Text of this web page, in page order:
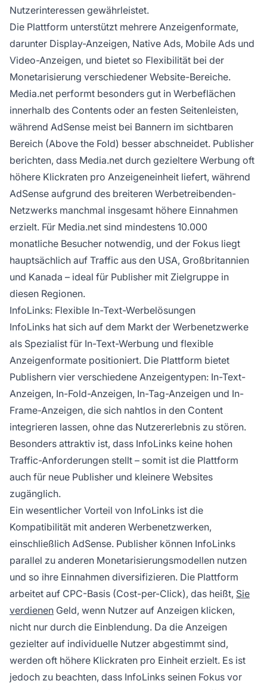
Nutzerinteressen gewährleistet.
Die Plattform unterstützt mehrere Anzeigenformate,
darunter Display-Anzeigen, Native Ads, Mobile Ads und
Video-Anzeigen, und bietet so Flexibilität bei der
Monetarisierung verschiedener Website-Bereiche.
Media.net performt besonders gut in Werbeflächen
innerhalb des Contents oder an festen Seitenleisten,
während AdSense meist bei Bannern im sichtbaren
Bereich (Above the Fold) besser abschneidet. Publisher
berichten, dass Media.net durch gezieltere Werbung oft
höhere Klickraten pro Anzeigeneinheit liefert, während
AdSense aufgrund des breiteren Werbetreibenden-
Netzwerks manchmal insgesamt höhere Einnahmen
erzielt. Für Media.net sind mindestens 10.000
monatliche Besucher notwendig, und der Fokus liegt
hauptsächlich auf Traffic aus den USA, Großbritannien
und Kanada – ideal für Publisher mit Zielgruppe in
diesen Regionen.
InfoLinks: Flexible In-Text-Werbelösungen
InfoLinks hat sich auf dem Markt der Werbenetzwerke
als Spezialist für In-Text-Werbung und flexible
Anzeigenformate positioniert. Die Plattform bietet
Publishern vier verschiedene Anzeigentypen: In-Text-
Anzeigen, In-Fold-Anzeigen, In-Tag-Anzeigen und In-
Frame-Anzeigen, die sich nahtlos in den Content
integrieren lassen, ohne das Nutzererlebnis zu stören.
Besonders attraktiv ist, dass InfoLinks keine hohen
Traffic-Anforderungen stellt – somit ist die Plattform
auch für neue Publisher und kleinere Websites
zugänglich.
Ein wesentlicher Vorteil von InfoLinks ist die
Kompatibilität mit anderen Werbenetzwerken,
einschließlich AdSense. Publisher können InfoLinks
parallel zu anderen Monetarisierungsmodellen nutzen
und so ihre Einnahmen diversifizieren. Die Plattform
arbeitet auf CPC-Basis (Cost-per-Click), das heißt, Sie
verdienen Geld, wenn Nutzer auf Anzeigen klicken,
nicht nur durch die Einblendung. Da die Anzeigen
gezielter auf individuelle Nutzer abgestimmt sind,
werden oft höhere Klickraten pro Einheit erzielt. Es ist
jedoch zu beachten, dass InfoLinks seinen Fokus vor